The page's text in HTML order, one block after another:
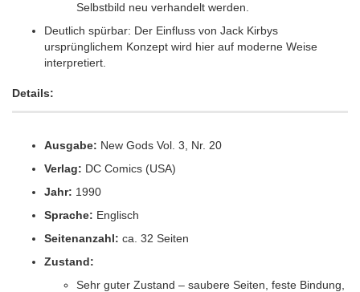
Selbstbild neu verhandelt werden.
Deutlich spürbar: Der Einfluss von Jack Kirbys
ursprünglichem Konzept wird hier auf moderne Weise
interpretiert.
Details:
Ausgabe: New Gods Vol. 3, Nr. 20
Verlag: DC Comics (USA)
Jahr: 1990
Sprache: Englisch
Seitenanzahl: ca. 32 Seiten
Zustand:
Sehr guter Zustand – saubere Seiten, feste Bindung,